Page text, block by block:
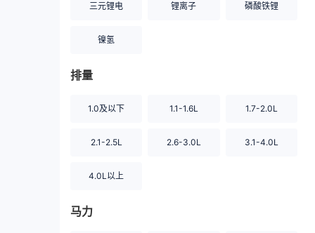
三元锂电 锂离子 磷酸铁锂
镍氢
排量
1.0及以下 1.1-1.6L 1.7-2.0L
2.1-2.5L 2.6-3.0L 3.1-4.0L
4.0L以上
马力